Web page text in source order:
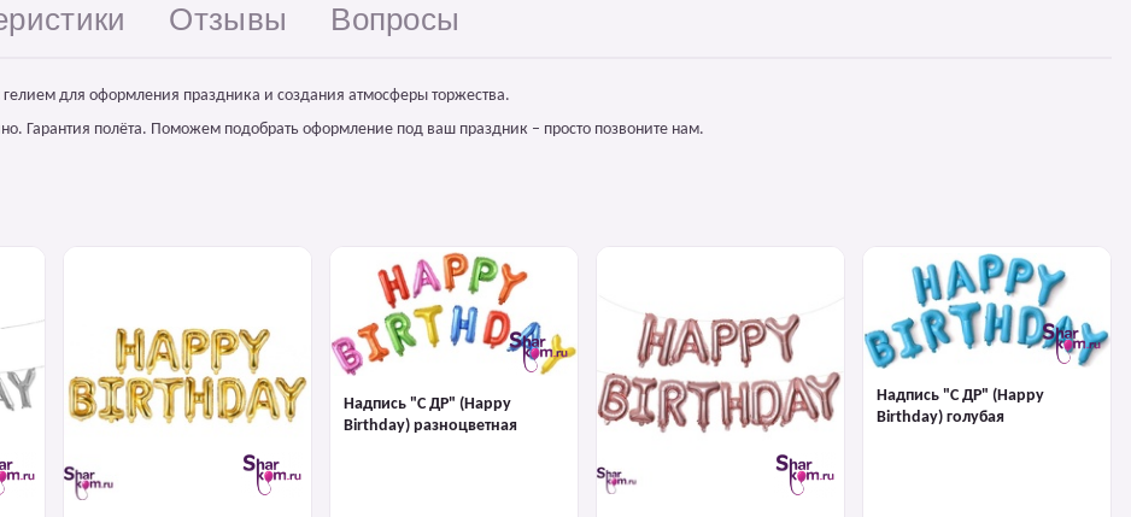
Отзывы Вопросы
для оформления праздника и создания атмосферы торжества.
Гарантия полёта. Поможем подобрать оформление под ваш праздник – просто позвоните нам.
Надпись "С ДР" (Happy
Birthday) разноцветная
Надпись "С ДР" (Happy
Birthday) голубая